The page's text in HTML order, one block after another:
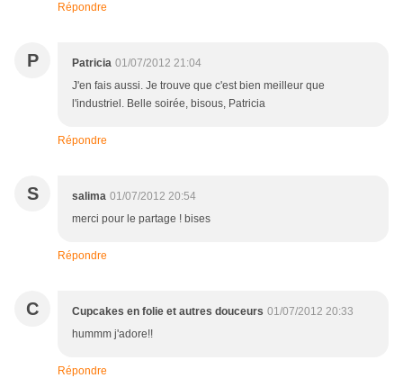
Répondre
P Patricia 01/07/2012 21:04
J'en fais aussi. Je trouve que c'est bien meilleur que
l'industriel. Belle soirée, bisous, Patricia
Répondre
S salima 01/07/2012 20:54
merci pour le partage ! bises
Répondre
C Cupcakes en folie et autres douceurs 01/07/2012 20:33
hummm j'adore!!
Répondre